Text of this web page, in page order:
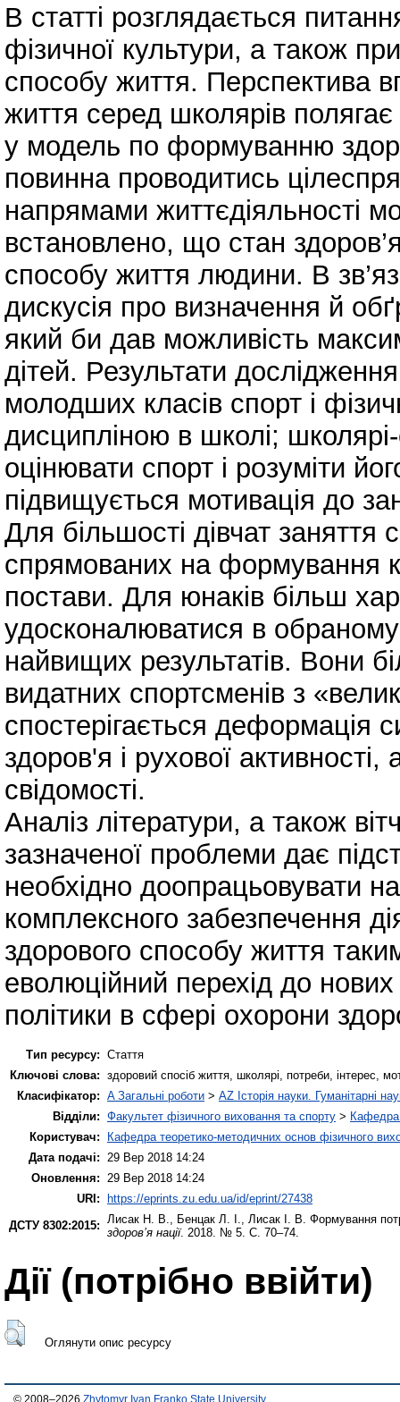
В статті розглядається
фізичної культури, а також
способу життя. Перспектива
життя серед школярів полягає
у модель по формуванню
повинна проводитись
напрямами життєдіяльності
встановлено, що стан
способу життя людини. В
дискусія про визначення й
який би дав можливість
дітей. Результати
молодших класів спорт і
дисципліною в школі;
оцінювати спорт і розуміти
підвищується мотивація до
Для більшості дівчат заняття
спрямованих на формування
постави. Для юнаків більш
удосконалюватися в
найвищих результатів. Вони
видатних спортсменів з
спостерігається деформація
здоров'я і рухової
свідомості.
Аналіз літератури, а також
зазначеної проблеми дає
необхідно доопрацьовувати
комплексного забезпечення
здорового способу життя
еволюційний перехід до
політики в сфері охорони
Тип ресурсу: Стаття
Ключові слова: здоровий спосіб життя, школярі, потреби, інтерес,
Класифікатор: A Загальні роботи > AZ Історія науки. Гуманітарні
Відділи: Факультет фізичного виховання та спорту > Кафедра
Користувач:
Кафедра теоретико-методичних основ фізичного
Дата подачі:
29 Вер 2018 14:24
Оновлення:
29 Вер 2018 14:24
URI: https://eprints.zu.edu.ua/id/eprint/27438
ДСТУ 8302:2015:
Лисак Н. В. Бенцак Л. І. Лисак І. В. Формування
здоров’я нації. 2018. № 5. С. 70–74.
Дії ​​(потрібно ввійти)
Оглянути опис ресурсу
© 2008–2026 Zhytomyr Ivan Franko State University